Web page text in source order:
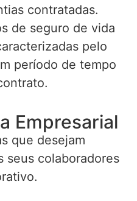
contratadas.
de seguro de vida
pelo
período de tempo
Empresarial
que desejam
seus colaboradores